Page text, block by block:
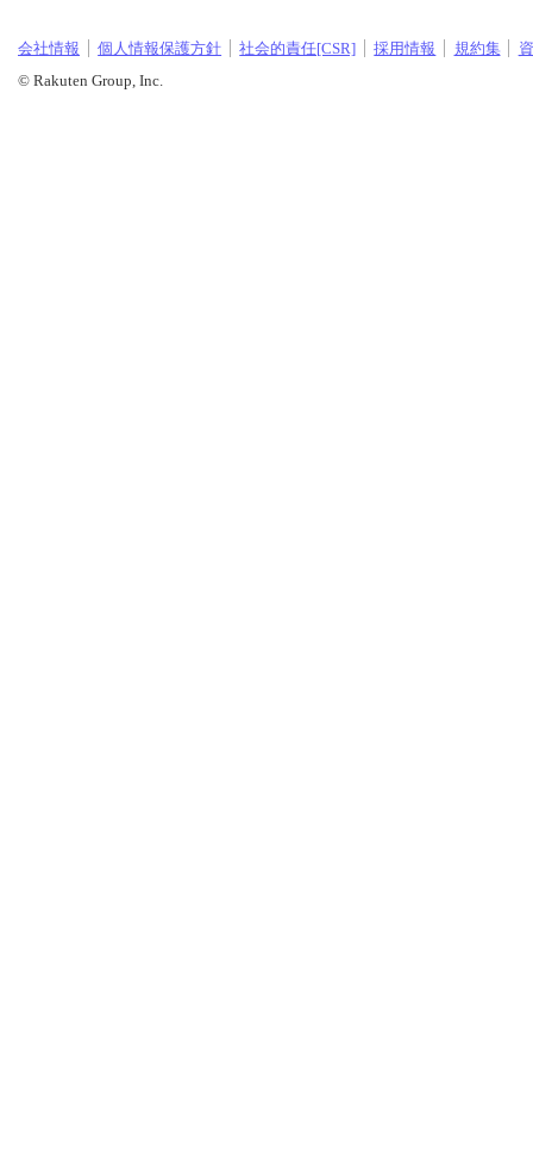
会社情報 個人情報保護方針 社会的責任[CSR] 採用情報 規約集
© Rakuten Group, Inc.